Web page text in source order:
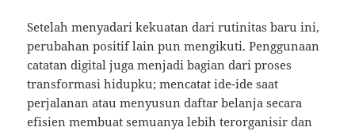
Setelah menyadari kekuatan dari rutinitas baru ini,
perubahan positif lain pun mengikuti. Penggunaan
catatan digital juga menjadi bagian dari proses
transformasi hidupku; mencatat ide-ide saat
perjalanan atau menyusun daftar belanja secara
efisien membuat semuanya lebih terorganisir dan